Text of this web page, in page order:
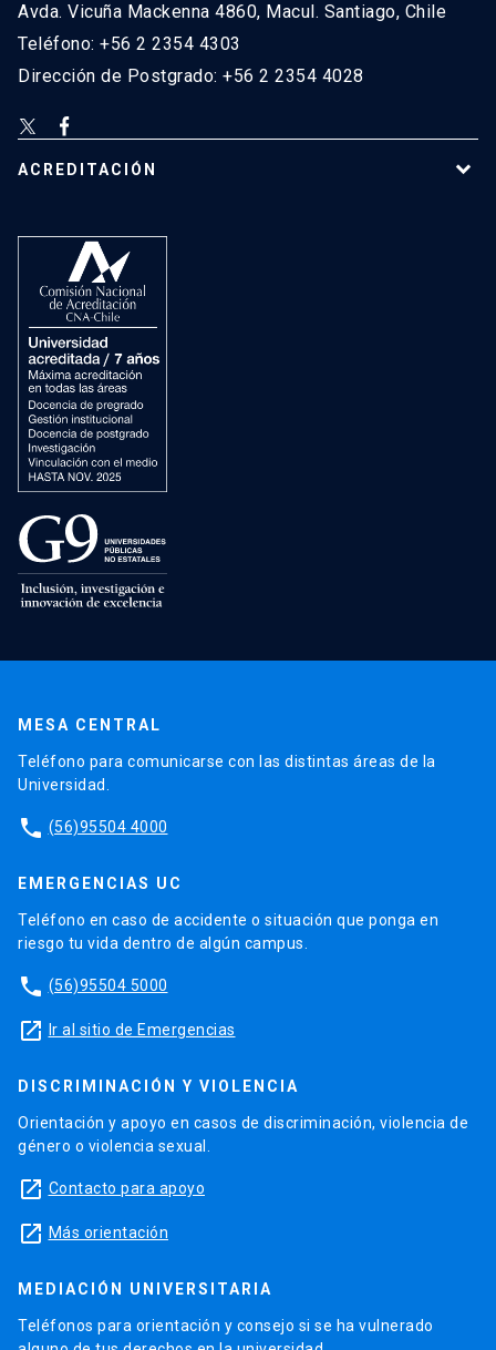
Avda. Vicuña Mackenna 4860, Macul. Santiago, Chile
Teléfono: +56 2 2354 4303
Dirección de Postgrado: +56 2 2354 4028
ACREDITACIÓN
MESA CENTRAL
Teléfono para comunicarse con las distintas áreas de la
Universidad.
phone (56)95504 4000
EMERGENCIAS UC
Teléfono en caso de accidente o situación que ponga en
riesgo tu vida dentro de algún campus.
phone (56)95504 5000
launch Ir al sitio de Emergencias
DISCRIMINACIÓN Y VIOLENCIA
Orientación y apoyo en casos de discriminación, violencia de
género o violencia sexual.
launch Contacto para apoyo
launch Más orientación
MEDIACIÓN UNIVERSITARIA
Teléfonos para orientación y consejo si se ha vulnerado